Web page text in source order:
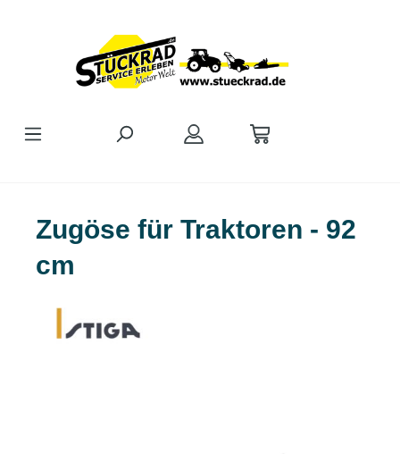
Zugöse für Traktoren - 92
cm